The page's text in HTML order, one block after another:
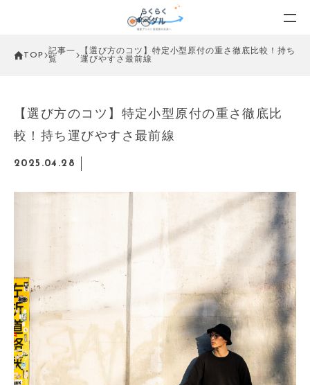
TOP
記事一
覧
【選び方のコツ】特定小型原付の重さ徹底比較！持ち
運びやすさ最前線
【選び方のコツ】特定小型原付の重さ徹底比
較！持ち運びやすさ最前線
2025.04.28